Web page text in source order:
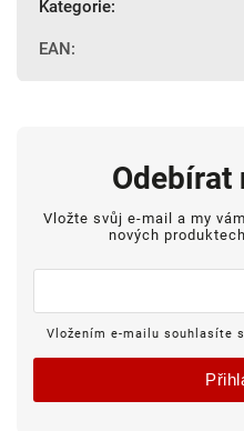
Kategorie:
EAN:
Odebírat
Vložte svůj e-mail a my
nových
Vložením e-mailu souhlasíte s